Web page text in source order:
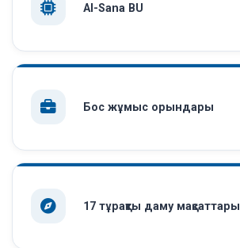
AI-Sana BU
Бос жұмыс орындары
17 тұрақты даму мақсаттары